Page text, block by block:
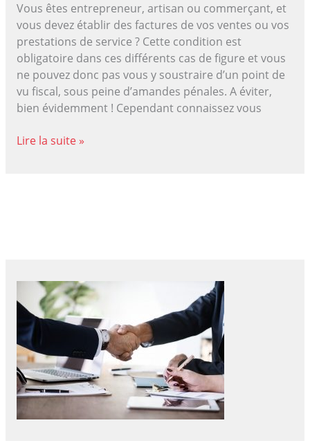
Vous êtes entrepreneur, artisan ou commerçant, et
vous devez établir des factures de vos ventes ou vos
prestations de service ? Cette condition est
obligatoire dans ces différents cas de figure et vous
ne pouvez donc pas vous y soustraire d’un point de
vu fiscal, sous peine d’amandes pénales. A éviter,
bien évidemment ! Cependant connaissez vous
Quelles
Lire la suite »